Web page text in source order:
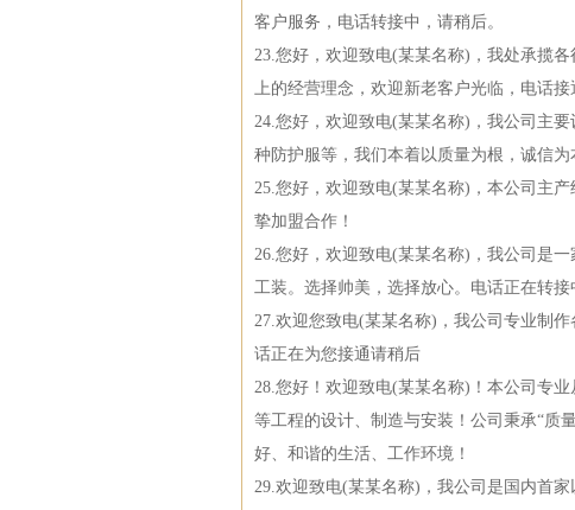
客户服务，电话转接中，请稍后。
23.您好，欢迎致电(某某名称)，我处承揽
上的经营理念，欢迎新老客户光临，电话接
24.您好，欢迎致电(某某名称)，我公司主
种防护服等，我们本着以质量为根，诚信
25.您好，欢迎致电(某某名称)，本公司主
挚加盟合作！
26.您好，欢迎致电(某某名称)，我公司是
工装。选择帅美，选择放心。电话正在转接
27.欢迎您致电(某某名称)，我公司专业制
话正在为您接通请稍后
28.您好！欢迎致电(某某名称)！本公司专
等工程的设计、制造与安装！公司秉承“质
好、和谐的生活、工作环境！
29.欢迎致电(某某名称)，我公司是国内首